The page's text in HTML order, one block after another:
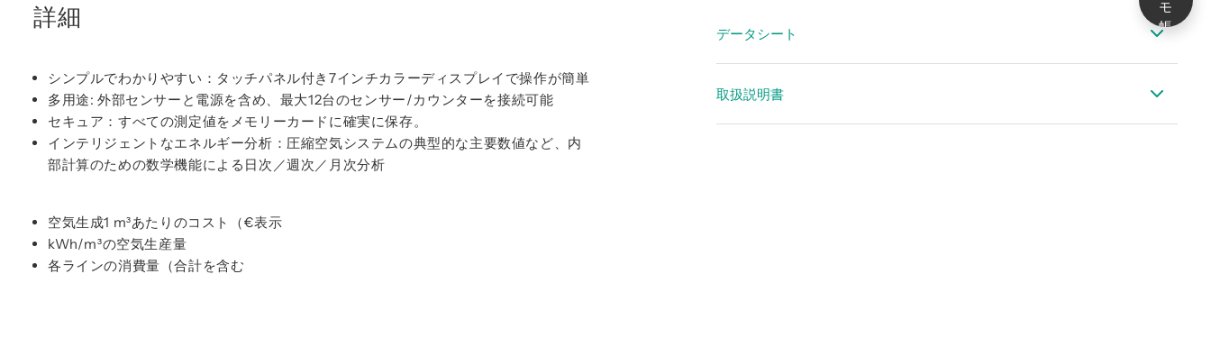
詳細
シンプルでわかりやすい：タッチパネル付き7インチカラーディスプレイで操作が簡単
多用途: 外部センサーと電源を含め、最大12台のセンサー/カウンターを接続可能
セキュア：すべての測定値をメモリーカードに確実に保存。
インテリジェントなエネルギー分析：圧縮空気システムの典型的な主要数値など、内
部計算のための数学機能による日次／週次／月次分析
空気生成1 m³あたりのコスト（€表示
kWh/m³の空気生産量
各ラインの消費量（合計を含む
データシート
取扱説明書